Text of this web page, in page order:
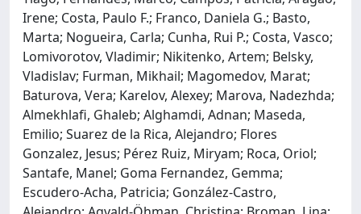
Irene; Costa, Paulo F.; Franco, Daniela G.; Basto,
Marta; Nogueira, Carla; Cunha, Rui P.; Costa, Vasco;
Lomivorotov, Vladimir; Nikitenko, Artem; Belsky,
Vladislav; Furman, Mikhail; Magomedov, Marat;
Baturova, Vera; Karelov, Alexey; Marova, Nadezhda;
Almekhlafi, Ghaleb; Alghamdi, Adnan; Maseda,
Emilio; Suarez de la Rica, Alejandro; Flores
Gonzalez, Jesus; Pérez Ruiz, Miryam; Roca, Oriol;
Santafe, Manel; Goma Fernandez, Gemma;
Escudero-Acha, Patricia; González-Castro,